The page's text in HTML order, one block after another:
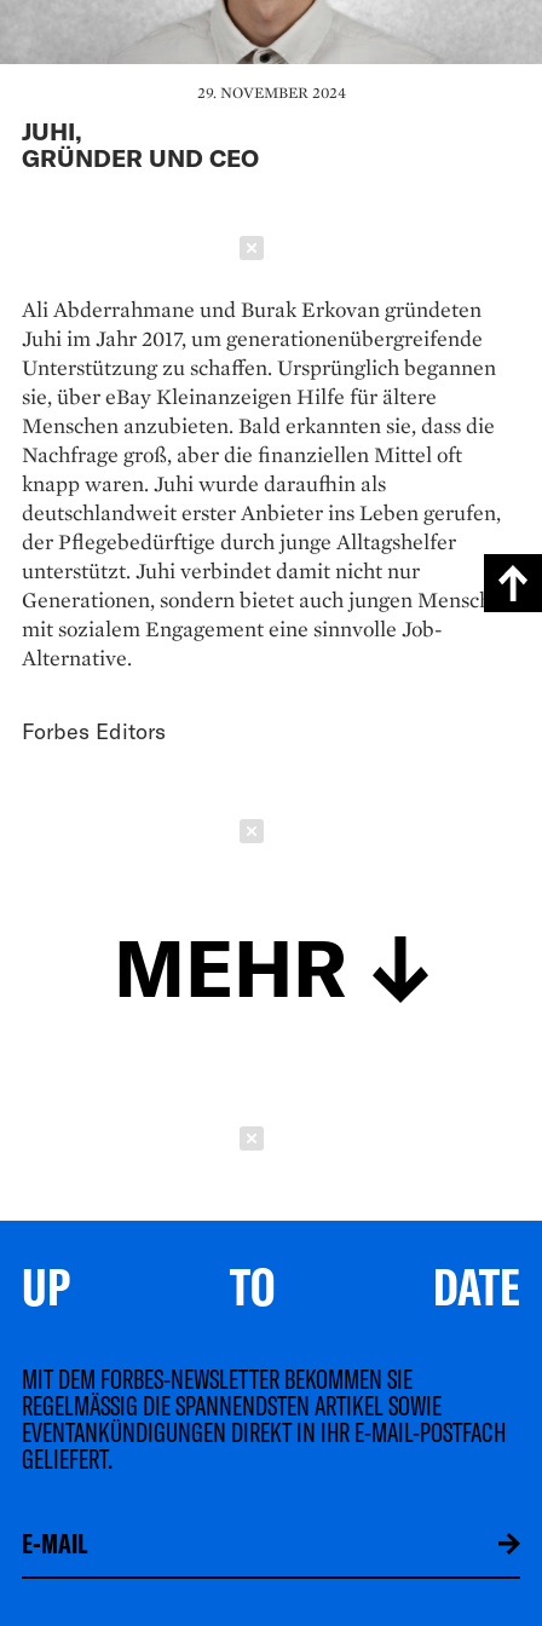
29. NOVEMBER 2024
JUHI,
GRÜNDER UND CEO
Ali Abderrahmane und Burak Erkovan gründeten
Juhi im Jahr 2017, um generationenübergreifende
Unterstützung zu schaffen. Ursprünglich begannen
sie, über eBay Kleinanzeigen Hilfe für ältere
Menschen anzubieten. Bald erkannten sie, dass die
Nachfrage groß, aber die finanziellen Mittel oft
knapp waren. Juhi wurde daraufhin als
deutschlandweit erster Anbieter ins Leben gerufen,
der Pflegebedürftige durch junge Alltagshelfer
unterstützt. Juhi verbindet damit nicht nur
Generationen, sondern bietet auch jungen Menschen
mit sozialem Engagement eine sinnvolle Job-
Alternative.
Forbes Editors
MEHR
UP TO DATE
MIT DEM FORBES-NEWSLETTER BEKOMMEN SIE
REGELMÄSSIG DIE SPANNENDSTEN ARTIKEL SOWIE
EVENTANKÜNDIGUNGEN DIREKT IN IHR E-MAIL-POSTFACH
GELIEFERT.